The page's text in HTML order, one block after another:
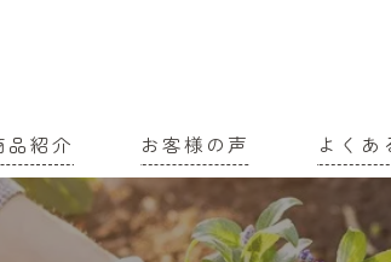
品紹介 お客様の声 よくあ